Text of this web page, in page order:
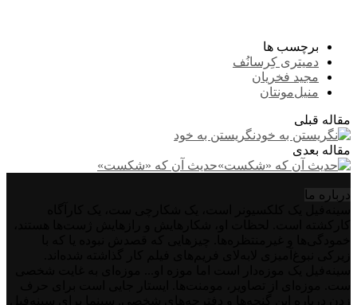
برچسب ها
دمیتری کِرسانُف
مجید فخریان
منیل‌مونتان
مقاله قبلی
نگریستن به خود
مقاله بعدی
حدیث آن‌ که «شکست»
درباره‌ ما